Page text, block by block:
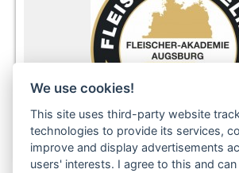
We use cookies!
This site uses third-party website
technologies to provide its services,
improve and display advertisements
users' interests. I agree to this and